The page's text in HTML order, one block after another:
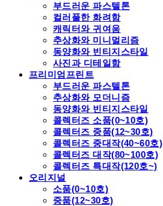
부드러운 파스텔톤
컬러풀한 화려함
캐릭터와 귀여움
추상화와 미니멀리즘
동양화와 빈티지스타일
사진과 디테일함
프리미엄프린트
부드러운 파스텔톤
추상화와 모더니즘
동양화와 빈티지스타일
콜렉터즈 소품(0~10호)
콜렉터즈 중품(12~30호)
콜렉터즈 중대작(40~60호)
콜렉터즈 대작(80~100호)
콜렉터즈 특대작(120호~)
오리지널
소품(0~10호)
중품(12~30호)